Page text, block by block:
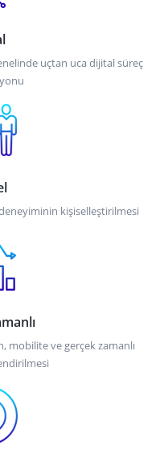
uçtan uca dijital süreç
kişiselleştirilmesi
mobilite ve gerçek zamanlı